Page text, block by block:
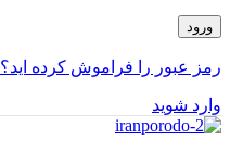
ورود
رمز عبور را فراموش کرده اید؟
وارد شوید